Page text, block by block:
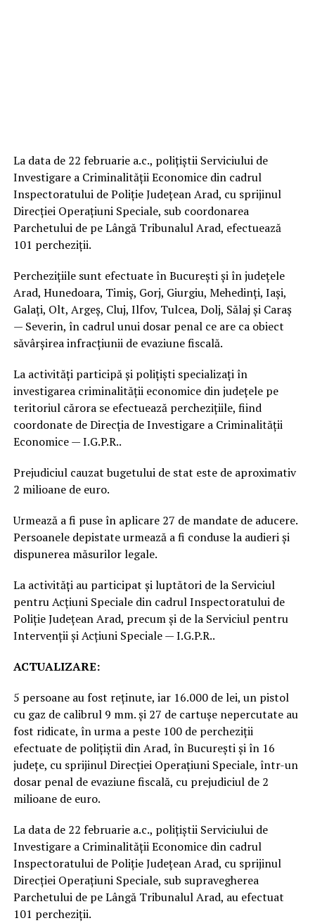
La data de 22 februarie a.c., polițiștii Serviciului de
Investigare a Criminalității Economice din cadrul
Inspectoratului de Poliție Județean Arad, cu sprijinul
Direcției Operațiuni Speciale, sub coordonarea
Parchetului de pe Lângă Tribunalul Arad, efectuează
101 percheziții.
Perchezițiile sunt efectuate în București și în județele
Arad, Hunedoara, Timiș, Gorj, Giurgiu, Mehedinți, Iași,
Galați, Olt, Argeș, Cluj, Ilfov, Tulcea, Dolj, Sălaj și Caraș
— Severin, în cadrul unui dosar penal ce are ca obiect
săvârșirea infracțiunii de evaziune fiscală.
La activități participă și polițiști specializați în
investigarea criminalității economice din județele pe
teritoriul cărora se efectuează perchezițiile, fiind
coordonate de Direcția de Investigare a Criminalității
Economice — I.G.P.R..
Prejudiciul cauzat bugetului de stat este de aproximativ
2 milioane de euro.
Urmează a fi puse în aplicare 27 de mandate de aducere.
Persoanele depistate urmează a fi conduse la audieri și
dispunerea măsurilor legale.
La activități au participat și luptători de la Serviciul
pentru Acțiuni Speciale din cadrul Inspectoratului de
Poliție Județean Arad, precum și de la Serviciul pentru
Intervenții și Acțiuni Speciale — I.G.P.R..
ACTUALIZARE:
5 persoane au fost reținute, iar 16.000 de lei, un pistol
cu gaz de calibrul 9 mm. și 27 de cartușe nepercutate au
fost ridicate, în urma a peste 100 de percheziții
efectuate de polițiștii din Arad, în București și în 16
județe, cu sprijinul Direcției Operațiuni Speciale, într-un
dosar penal de evaziune fiscală, cu prejudiciul de 2
milioane de euro.
La data de 22 februarie a.c., polițiștii Serviciului de
Investigare a Criminalității Economice din cadrul
Inspectoratului de Poliție Județean Arad, cu sprijinul
Direcției Operațiuni Speciale, sub supravegherea
Parchetului de pe Lângă Tribunalul Arad, au efectuat
101 percheziții.